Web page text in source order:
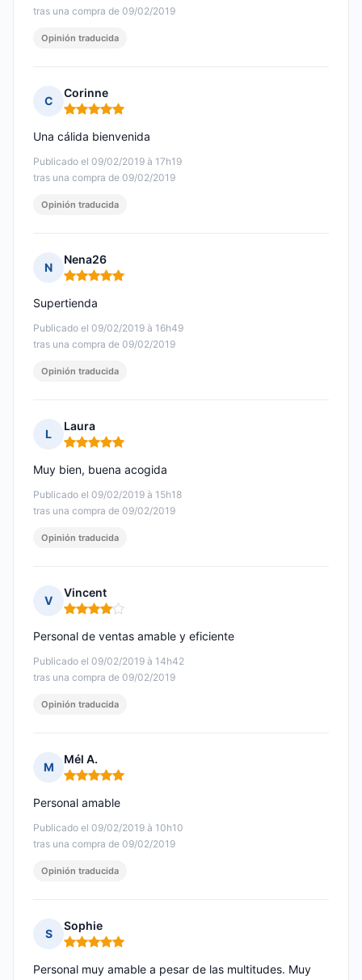
tras una compra de 09/02/2019
Opinión traducida
C
Corinne
Nota: 5 de 5
Publicado el 09/02/2019 à 17h19
tras una compra de 09/02/2019
Una cálida bienvenida
Opinión traducida
N
Nena26
Nota: 5 de 5
Publicado el 09/02/2019 à 16h49
tras una compra de 09/02/2019
Supertienda
Opinión traducida
L
Laura
Nota: 5 de 5
Publicado el 09/02/2019 à 15h18
tras una compra de 09/02/2019
Muy bien, buena acogida
Opinión traducida
V
Vincent
Nota: 4 de 5
Publicado el 09/02/2019 à 14h42
tras una compra de 09/02/2019
Personal de ventas amable y eficiente
Opinión traducida
M
Mél A.
Nota: 5 de 5
Publicado el 09/02/2019 à 10h10
tras una compra de 09/02/2019
Personal amable
Opinión traducida
S
Sophie
Nota: 5 de 5
Personal muy amable a pesar de las multitudes. Muy